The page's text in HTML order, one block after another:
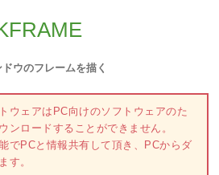
ウのフレームを描く
ウェアはPC向けのソフトウェアのた
ンロードすることができません。
でPCと情報共有して頂き、PCからダ
す。